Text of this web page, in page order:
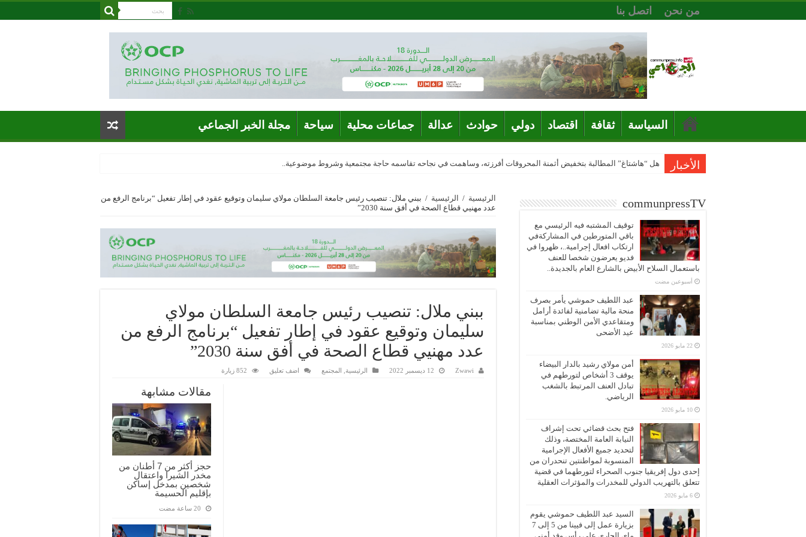
من نحن اتصل بنا
السياسة ثقافة اقتصاد دولي حوادث عدالة جماعات محلية سياحة مجلة الخبر الجماعي
الأخبار هل “هاشتاغ” المطالبة بتخفيض أثمنة المحروقات أفرزته، وساهمت في نجاحه تقاسمه حاجة مجتمعية وشروط موضوعية..
الرئيسية / الرئيسية / ببني ملال: تنصيب رئيس جامعة السلطان مولاي سليمان وتوقيع عقود في إطار تفعيل “برنامج الرفع من
عدد مهنيي قطاع الصحة في أفق سنة 2030”
ببني ملال: تنصيب رئيس جامعة السلطان مولاي
سليمان وتوقيع عقود في إطار تفعيل “برنامج الرفع من
عدد مهنيي قطاع الصحة في أفق سنة 2030”
Zwawi 12 ديسمبر 2022 الرئيسية المجتمع اضف تعليق 852 زيارة
مقالات مشابهة
حجز أكثر من 7 أطنان من
مخدر الشيرا واعتقال
شخصين بمدخل إساكن
بإقليم الحسيمة
communpressTV
توقيف المشتبه فيه الرئيسي مع
باقي المتورطين في المشاركةفي
ارتكاب افعال إجرامية..، ظهروا في
فديو يعرضون شخصا للعنف
باستعمال السلاح الأبيض بالشارع العام بالجديدة..
‏أسبوعين مضت
عبد اللطيف حموشي يأمر بصرف
منحة مالية تضامنية لفائدة أرامل
ومتقاعدي الأمن الوطني بمناسبة
عيد الأضحى
22 مايو 2026
أمن مولاي رشيد بالدار البيضاء
يوقف 3 أشخاص لتورطهم في
تبادل العنف المرتبط بالشغب
الرياضي.
10 مايو 2026
فتح بحث قضائي تحت إشراف
النيابة العامة المختصة، وذلك
لتحديد جميع الأفعال الإجرامية
المنسوبة لمواطنتين تنحدران من
إحدى دول إفريقيا جنوب الصحراء لتورطهما في قضية
تتعلق بالتهريب الدولي للمخدرات والمؤثرات العقلية
6 مايو 2026
السيد عبد اللطيف حموشي يقوم
بزيارة عمل إلى فيينا من 5 إلى 7